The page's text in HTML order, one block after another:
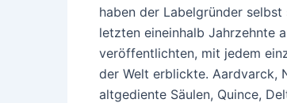
haben der Labelgründer
letzten eineinhalb Jahrzehnte
veröffentlichten, mit jedem
der Welt erblickte. Aardvarck,
altgediente Säulen, Quince,